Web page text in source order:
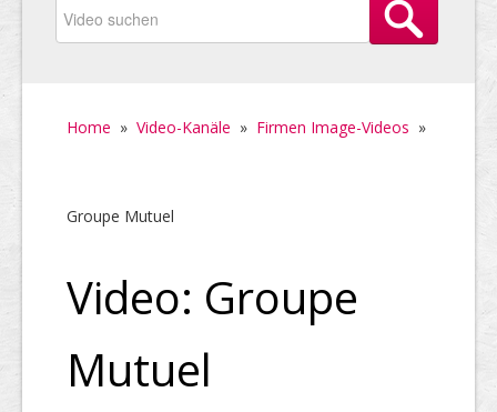
Home » Video-Kanäle » Firmen Image-Videos »
Groupe Mutuel
Video: Groupe
Mutuel